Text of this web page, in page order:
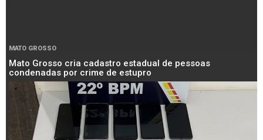
MATO GROSSO
Mato Grosso cria cadastro estadual de pessoas
condenadas por crime de estupro